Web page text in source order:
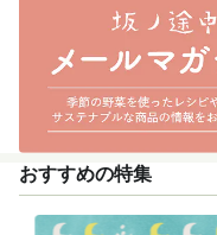
おすすめの特集